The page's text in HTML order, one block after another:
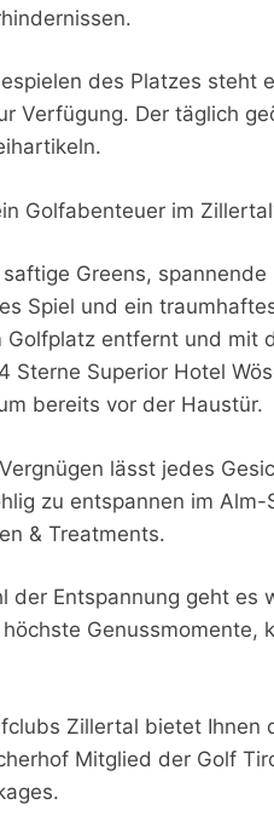
des Platzes steht
Verfügung. Der täglich
Golfabenteuer im
Greens,
Spiel und ein
Golfplatz entfernt und mit
Sterne Superior Hotel
bereits vor der Haustür.
lässt jedes
zu entspannen im
& Treatments.
der Entspannung geht
Zillertal bietet Ihnen
Mitglied der Golf